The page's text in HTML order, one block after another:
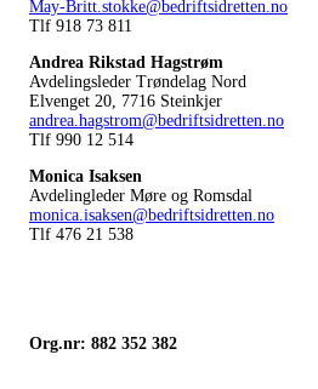
May-Britt.stokke@bedriftsidretten.no
Tlf 918 73 811
Andrea Rikstad Hagstrøm
Avdelingsleder Trøndelag Nord
Elvenget 20, 7716 Steinkjer
andrea.hagstrom@bedriftsidretten.no
Tlf 990 12 514
Monica Isaksen
Avdelingleder Møre og Romsdal
monica.isaksen@bedriftsidretten.no
Tlf 476 21 538
Org.nr: 882 352 382